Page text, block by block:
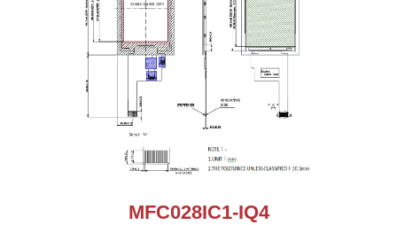
MFC028IC1-IQ4